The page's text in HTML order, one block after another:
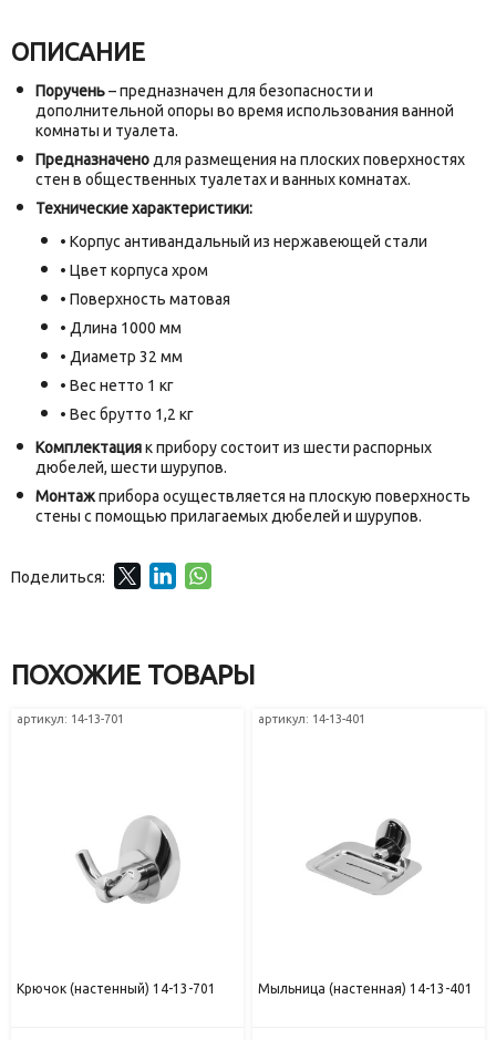
ОПИСАНИЕ
Поручень– предназначен для безопасности и
дополнительной опоры во время использования ванной
комнаты и туалета.
Предназначенодля размещения на плоских поверхностях
стен в общественных туалетах и ванных комнатах.
Технические характеристики:
• Корпус антивандальный из нержавеющей стали
• Цвет корпуса хром
• Поверхность матовая
• Длина 1000 мм
• Диаметр 32 мм
• Вес нетто 1 кг
• Вес брутто 1,2 кг
Комплектацияк прибору состоит из шести распорных
дюбелей, шести шурупов.
Монтажприбора осуществляется на плоскую поверхность
стены с помощью прилагаемых дюбелей и шурупов.
Поделиться:
ПОХОЖИЕ ТОВАРЫ
артикул: 14-13-701
Крючок (настенный) 14-13-701
артикул: 14-13-401
Мыльница (настенная) 14-13-401